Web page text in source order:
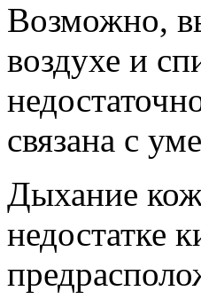
Возможно,
воздухе и
связана с
Дыхание
недостатке